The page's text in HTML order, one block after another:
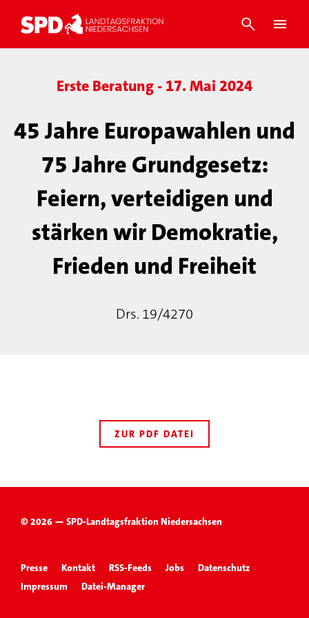
Erste Beratung - 17. Mai 2024
45 Jahre Europawahlen und
75 Jahre Grundgesetz:
Feiern, verteidigen und
stärken wir Demokratie,
Frieden und Freiheit
Drs. 19/4270
ZUR PDF DATEI
© 2026 — SPD-Landtagsfraktion Niedersachsen
Presse Kontakt RSS-Feeds Jobs
Datenschutz
Impressum
Datei-Manager